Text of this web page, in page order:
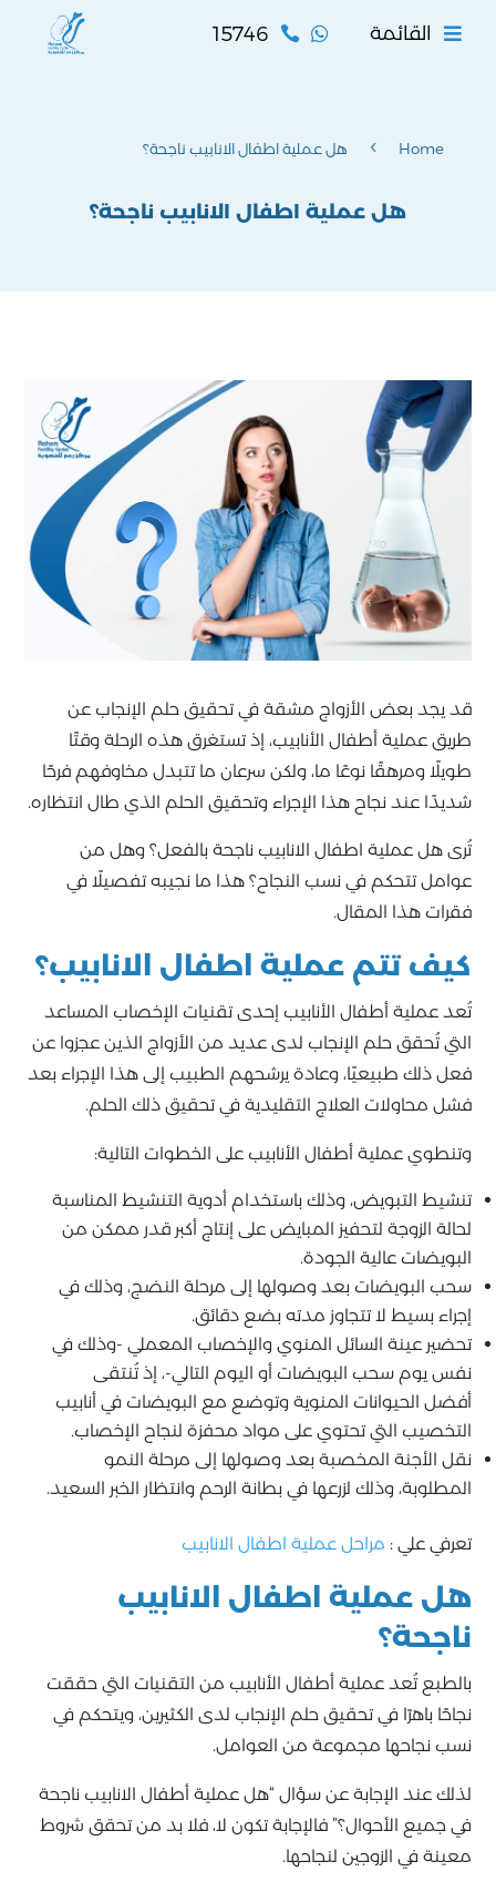


15746 القائمة
Home
4 هل عملية اطفال الانابيب ناجحة؟
هل عملية اطفال الانابيب ناجحة؟
قد يجد بعض الأزواج مشقة في تحقيق حلم الإنجاب عن
طريق عملية أطفال الأنابيب، إذ تستغرق هذه الرحلة وقتًا
طويلًا ومرهقًا نوعًا ما، ولكن سرعان ما تتبدل مخاوفهم فرحًا
شديدًا عند نجاح هذا الإجراء وتحقيق الحلم الذي طال انتظاره.
تُرى هل عملية اطفال الانابيب ناجحة بالفعل؟ وهل من
عوامل تتحكم في نسب النجاح؟ هذا ما نجيبه تفصيلًا في
فقرات هذا المقال.
كيف تتم عملية اطفال الانابيب؟
تُعد عملية أطفال الأنابيب إحدى تقنيات الإخصاب المساعد
التي تُحقق حلم الإنجاب لدى عديد من الأزواج الذين عجزوا عن
فعل ذلك طبيعيًا، وعادة يرشحهم الطبيب إلى هذا الإجراء بعد
فشل محاولات العلاج التقليدية في تحقيق ذلك الحلم.
وتنطوي عملية أطفال الأنابيب على الخطوات التالية:
تنشيط التبويض، وذلك باستخدام أدوية التنشيط المناسبة
لحالة الزوجة لتحفيز المبايض على إنتاج أكبر قدر ممكن من
البويضات عالية الجودة.
سحب البويضات بعد وصولها إلى مرحلة النضج، وذلك في
إجراء بسيط لا تتجاوز مدته بضع دقائق.
تحضير عينة السائل المنوي والإخصاب المعملي -وذلك في
نفس يوم سحب البويضات أو اليوم التالي-، إذ تُنتقى
أفضل الحيوانات المنوية وتوضع مع البويضات في أنابيب
التخصيب التي تحتوي على مواد محفزة لنجاح الإخصاب.
نقل الأجنة المخصبة بعد وصولها إلى مرحلة النمو
المطلوبة، وذلك لزرعها في بطانة الرحم وانتظار الخبر السعيد.
تعرفي علي : مراحل عملية اطفال الانابيب
هل عملية اطفال الانابيب
ناجحة؟
بالطبع تُعد عملية أطفال الأنابيب من التقنيات التي حققت
نجاحًا باهرًا في تحقيق حلم الإنجاب لدى الكثيرين، ويتحكم في
نسب نجاحها مجموعة من العوامل.
لذلك عند الإجابة عن سؤال “هل عملية أطفال الانابيب ناجحة
في جميع الأحوال؟” فالإجابة تكون لا، فلا بد من تحقق شروط
معينة في الزوجين لنجاحها.